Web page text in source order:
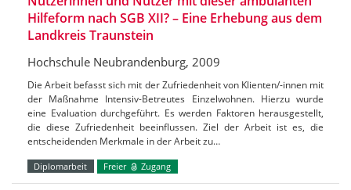
Hilfeform nach SGB XII? – Eine Erhebung aus dem
Landkreis Traunstein
Hochschule Neubrandenburg, 2009
Die Arbeit befasst sich mit der Zufriedenheit von Klienten/-innen mit
der Maßnahme Intensiv-Betreutes Einzelwohnen. Hierzu wurde
eine Evaluation durchgeführt. Es werden Faktoren herausgestellt,
die diese Zufriedenheit beeinflussen. Ziel der Arbeit ist es, die
entscheidenden Merkmale in der Arbeit zu…
Diplomarbeit Freier Zugang